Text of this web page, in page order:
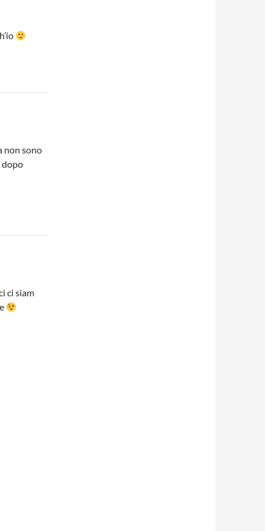
non sono
dopo
ci siam